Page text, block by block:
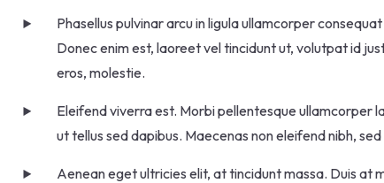
Phasellus pulvinar arcu in ligula ullamcorper
Donec enim est, laoreet vel tincidunt ut, volutpat id
eros, molestie.
Eleifend viverra est. Morbi pellentesque ullamcorper
ut tellus sed dapibus. Maecenas non eleifend nibh, sed
Aenean eget ultricies elit, at tincidunt massa. Duis at